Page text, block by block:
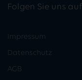
Folgen Sie uns auf
Impressum
Datenschutz
AGB